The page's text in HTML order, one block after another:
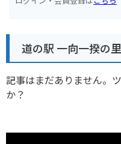
道の駅 一向一揆の
記事はまだありません。
か？